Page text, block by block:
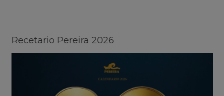
Recetario Pereira 2026